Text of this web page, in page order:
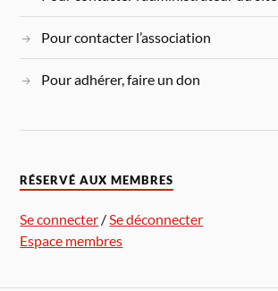
Pour contacter l’association
Pour adhérer, faire un don
RÉSERVÉ AUX MEMBRES
Se connecter /Se déconnecter
Espace membres